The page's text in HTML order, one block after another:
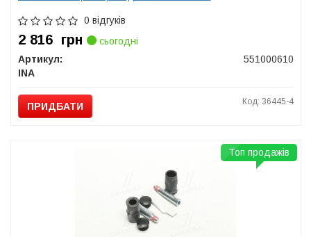
0 відгуків
2 816 грн
сьогодні
Артикул:
551000610
INA
ПРИДБАТИ Код: 36445-4
Топ продажів